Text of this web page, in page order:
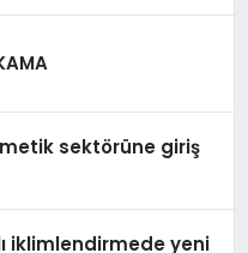
sektörüne giriş
iklimlendirmede yeni